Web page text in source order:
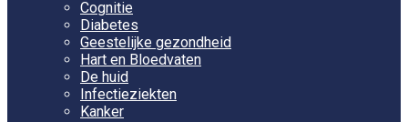
Cognitie
Diabetes
Geestelijke gezondheid
Hart en Bloedvaten
De huid
Infectieziekten
Kanker